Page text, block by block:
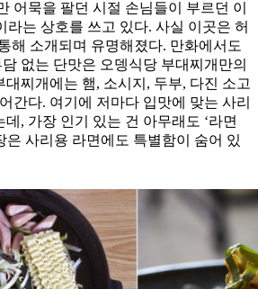
어묵을 팔던 시절 손님들이 부르던 이
라는 상호를 쓰고 있다. 사실 이곳은 허
해 소개되며 유명해졌다. 만화에서도
없는 단맛은 오뎅식당 부대찌개만의
대찌개에는 햄, 소시지, 두부, 다진 소고
간다. 여기에 저마다 입맛에 맞는 사리
, 가장 인기 있는 건 아무래도 ‘라면
은 사리용 라면에도 특별함이 숨어 있